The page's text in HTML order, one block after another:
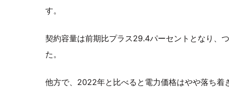
す。
契約容量は前期比プラス29.4パーセントとなり、
た。
他方で、2022年と比べると電力価格はやや落ち着